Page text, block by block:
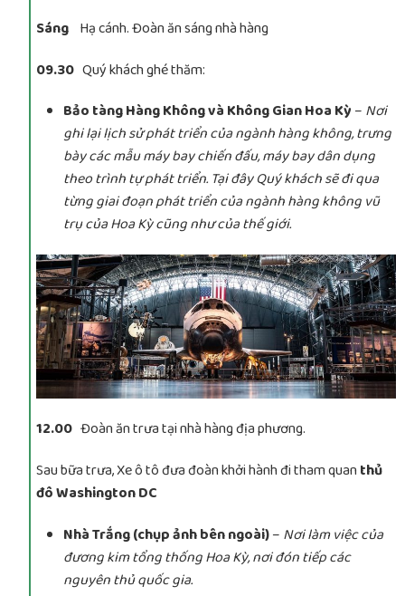
Sáng Hạ cánh. Đoàn ăn sáng nhà hàng
09.30 Quý khách ghé thăm:
Bảo tàng Hàng Không và Không Gian Hoa Kỳ – Nơi
ghi lại lịch sử phát triển của ngành hàng không, trưng
bày các mẫu máy bay chiến đấu, máy bay dân dụng
theo trình tự phát triển. Tại đây Quý khách sẽ đi qua
từng giai đoạn phát triển của ngành hàng không vũ
trụ của Hoa Kỳ cũng như của thế giới.
12.00 Đoàn ăn trưa tại nhà hàng địa phương.
Sau bữa trưa, Xe ô tô đưa đoàn khởi hành đi tham quanthủ
đô Washington DC
Nhà Trắng (chụp ảnh bên ngoài)– Nơi làm việc của
đương kim tổng thống Hoa Kỳ, nơi đón tiếp các
nguyên thủ quốc gia.